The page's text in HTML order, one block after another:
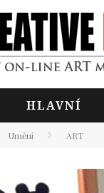
HLAVNÍ
Umění ART